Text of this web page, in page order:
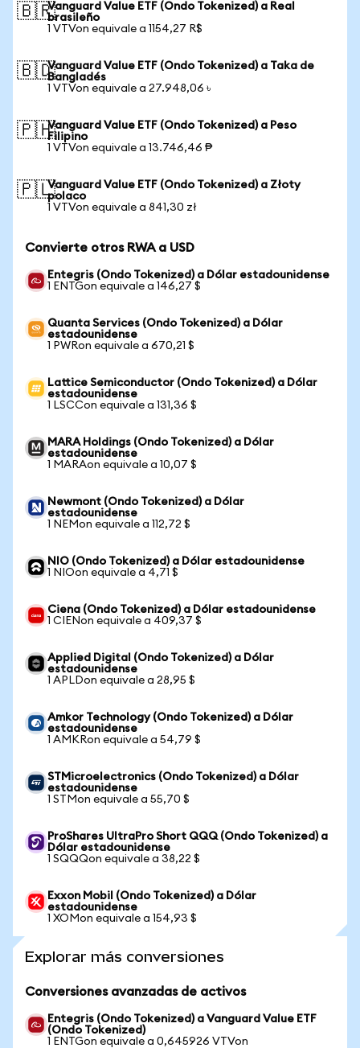
🇧🇷Vanguard Value ETF (Ondo Tokenized) a Real
brasileño
1 VTVon equivale a 1154,27 R$
🇧🇩Vanguard Value ETF (Ondo Tokenized) a Taka de
Bangladés
1 VTVon equivale a 27.948,06 ৳
🇵🇭Vanguard Value ETF (Ondo Tokenized) a Peso
Filipino
1 VTVon equivale a 13.746,46 ₱
🇵🇱Vanguard Value ETF (Ondo Tokenized) a Złoty
polaco
1 VTVon equivale a 841,30 zł
Convierte otros RWA a USD
Entegris (Ondo Tokenized) a Dólar estadounidense
1 ENTGon equivale a 146,27 $
Quanta Services (Ondo Tokenized) a Dólar
estadounidense
1 PWRon equivale a 670,21 $
Lattice Semiconductor (Ondo Tokenized) a Dólar
estadounidense
1 LSCCon equivale a 131,36 $
MARA Holdings (Ondo Tokenized) a Dólar
estadounidense
1 MARAon equivale a 10,07 $
Newmont (Ondo Tokenized) a Dólar
estadounidense
1 NEMon equivale a 112,72 $
NIO (Ondo Tokenized) a Dólar estadounidense
1 NIOon equivale a 4,71 $
Ciena (Ondo Tokenized) a Dólar estadounidense
1 CIENon equivale a 409,37 $
Applied Digital (Ondo Tokenized) a Dólar
estadounidense
1 APLDon equivale a 28,95 $
Amkor Technology (Ondo Tokenized) a Dólar
estadounidense
1 AMKRon equivale a 54,79 $
STMicroelectronics (Ondo Tokenized) a Dólar
estadounidense
1 STMon equivale a 55,70 $
ProShares UltraPro Short QQQ (Ondo Tokenized) a
Dólar estadounidense
1 SQQQon equivale a 38,22 $
Exxon Mobil (Ondo Tokenized) a Dólar
estadounidense
1 XOMon equivale a 154,93 $
Explorar más conversiones
Conversiones avanzadas de activos
Entegris (Ondo Tokenized) a Vanguard Value ETF
(Ondo Tokenized)
1 ENTGon equivale a 0,645926 VTVon